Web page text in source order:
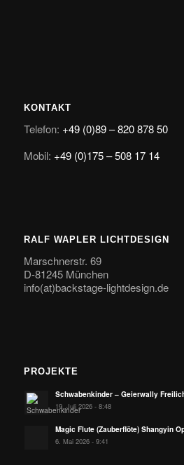
KONTAKT
Telefon: +49 (0)89 – 820 878 50
Mobil: +49 (0)175 – 508 17 14
RALF WAPLER LICHTDESIGN
Marschnerstr. 69
D-81245 München
info(at)backstage-lightdesign.de
PROJEKTE
Schwabenkinder – Geierwally
19. Juli 2026 - 8:48
Magic Flute (Zauberflöte) Shangyin
6. Mai 2026 - 9:41